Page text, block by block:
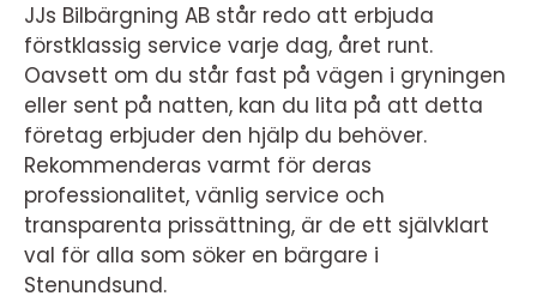
JJs Bilbärgning AB står redo att erbjuda
förstklassig service varje dag, året runt.
Oavsett om du står fast på vägen i gryningen
eller sent på natten, kan du lita på att detta
företag erbjuder den hjälp du behöver.
Rekommenderas varmt för deras
professionalitet, vänlig service och
transparenta prissättning, är de ett självklart
val för alla som söker en bärgare i
Stenundsund.